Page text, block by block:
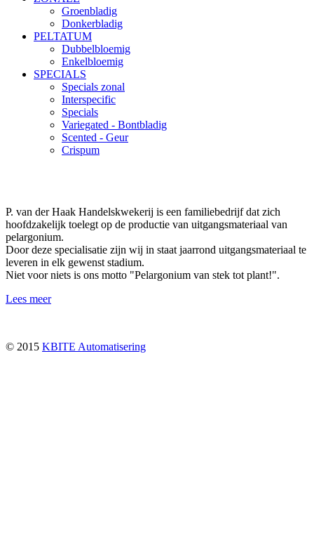
Groenbladig
Donkerbladig
PELTATUM
Dubbelbloemig
Enkelbloemig
SPECIALS
Specials zonal
Interspecific
Specials
Variegated - Bontbladig
Scented - Geur
Crispum
P. van der Haak Handelskwekerij is een familiebedrijf dat zich
hoofdzakelijk toelegt op de productie van uitgangsmateriaal van
pelargonium.
Door deze specialisatie zijn wij in staat jaarrond uitgangsmateriaal te
leveren in elk gewenst stadium.
Niet voor niets is ons motto "Pelargonium van stek tot plant!".
Lees meer
© 2015 KBITE Automatisering